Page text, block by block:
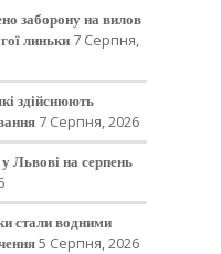
заборону на вилов
линьки 7 Серпня,
здійснюють
7 Серпня, 2026
Львові на серпень
стали водними
5 Серпня, 2026